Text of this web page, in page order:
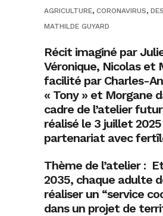
AGRICULTURE, CORONAVIRUS,
MATHILDE GUYARD
Récit imaginé par
Véronique, Nicolas et
facilité par Charles-
« Tony » et Morgane
cadre de l’atelier
réalisé le 3 juillet
partenariat avec
Thème de l’atelier :
2035, chaque adulte
réaliser un “service
dans un projet de